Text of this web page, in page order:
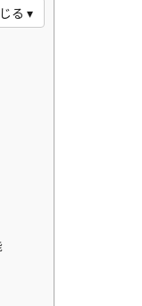
る ▾